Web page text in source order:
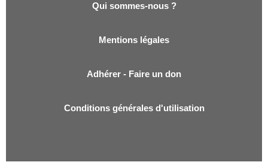
Qui sommes-nous ?
Mentions légales
Adhérer - Faire un don
Conditions générales d'utilisation